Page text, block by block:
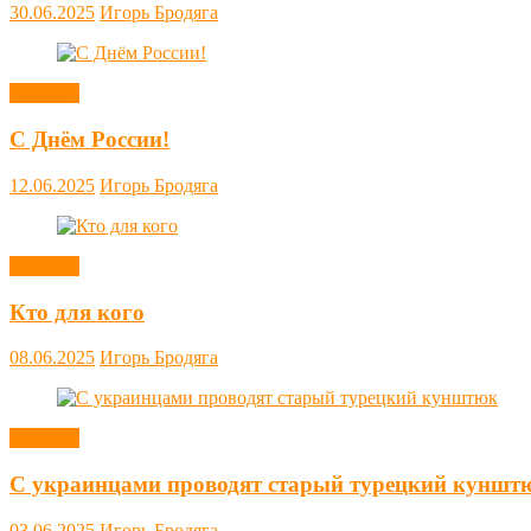
30.06.2025 Игорь Бродяга
С Днём России!
12.06.2025 Игорь Бродяга
Кто для кого
08.06.2025 Игорь Бродяга
С украинцами проводят старый турецкий